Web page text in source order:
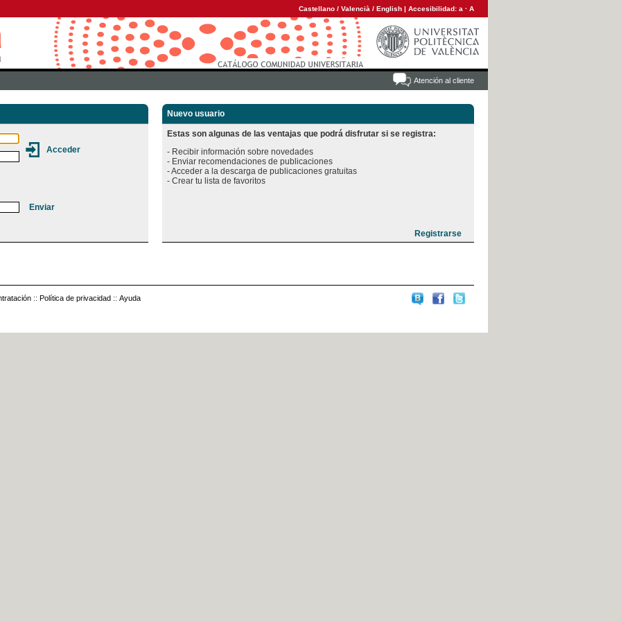
Castellano / Valencià / English | Accesibilidad: a · A
Atención al cliente
Nuevo usuario
Estas son algunas de las ventajas que podrá disfrutar si se registra:
- Recibir información sobre novedades
- Enviar recomendaciones de publicaciones
- Acceder a la descarga de publicaciones gratuitas
:: Política de privacidad :: Ayuda